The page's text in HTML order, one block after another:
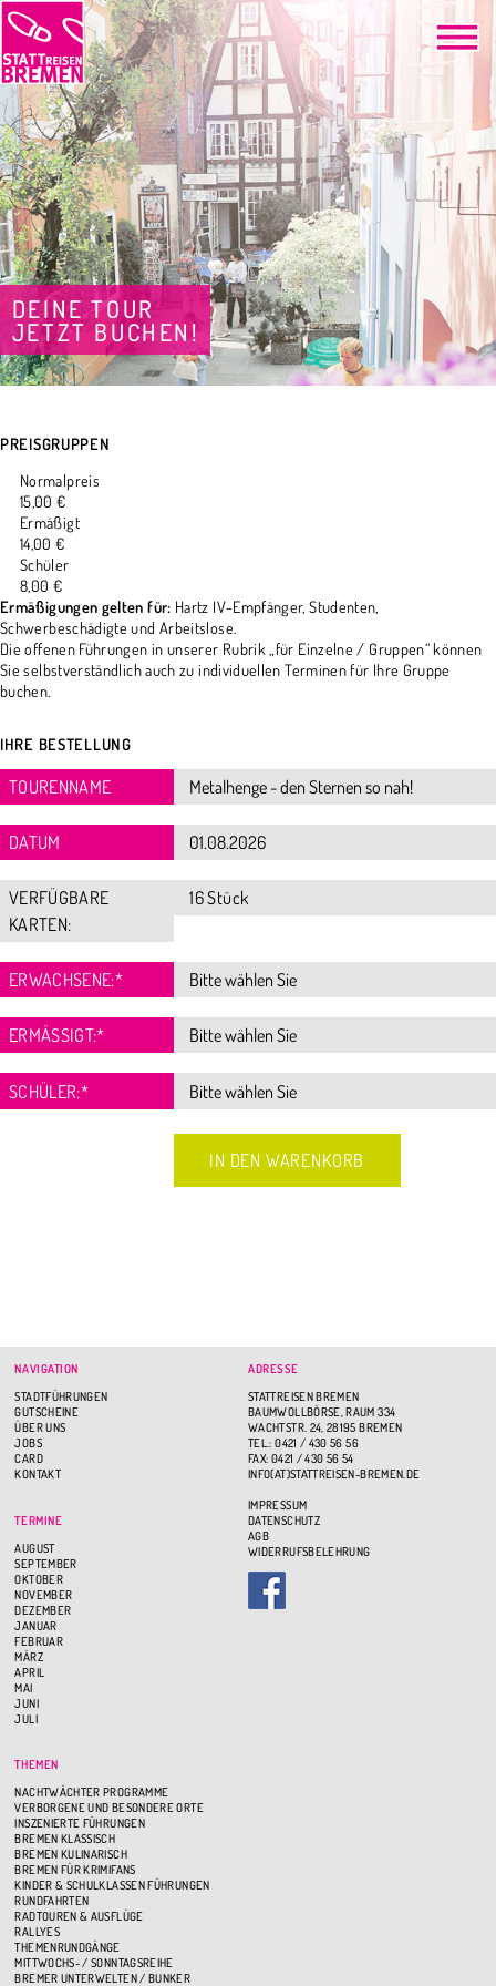
DEINE TOUR
JETZT BUCHEN!
PREISGRUPPEN
Normalpreis
15,00 €
Ermäßigt
14,00 €
Schüler
8,00 €
Ermäßigungen gelten für: Hartz IV-Empfänger, Studenten,
Schwerbeschädigte und Arbeitslose.
Die offenen Führungen in unserer Rubrik „für Einzelne / Gruppen“ können
Sie selbstverständlich auch zu individuellen Terminen für Ihre Gruppe
buchen.
IHRE BESTELLUNG
TOURENNAME
DATUM
VERFÜGBARE
KARTEN:
16 Stück
ERWACHSENE:*
ERMÄSSIGT:*
SCHÜLER:*
NAVIGATION
STADTFÜHRUNGEN
GUTSCHEINE
ÜBER UNS
JOBS
CARD
KONTAKT
TERMINE
AUGUST
SEPTEMBER
OKTOBER
NOVEMBER
DEZEMBER
JANUAR
FEBRUAR
MÄRZ
APRIL
MAI
JUNI
JULI
THEMEN
NACHTWÄCHTER PROGRAMME
VERBORGENE UND BESONDERE ORTE
INSZENIERTE FÜHRUNGEN
BREMEN KLASSISCH
BREMEN KULINARISCH
BREMEN FÜR KRIMIFANS
KINDER & SCHULKLASSEN FÜHRUNGEN
RUNDFAHRTEN
RADTOUREN & AUSFLÜGE
RALLYES
THEMENRUNDGÄNGE
MITTWOCHS- / SONNTAGSREIHE
BREMER UNTERWELTEN / BUNKER
ADRESSE
STATTREISEN BREMEN
BAUMWOLLBÖRSE, RAUM 334
WACHTSTR. 24, 28195 BREMEN
TEL.: 0421 / 430 56 56
FAX: 0421 / 430 56 54
INFO(AT)STATTREISEN-BREMEN.DE
IMPRESSUM
DATENSCHUTZ
AGB
WIDERRUFSBELEHRUNG